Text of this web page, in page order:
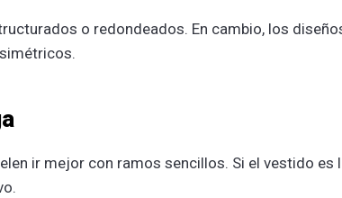
o redondeados. En cambio, los
ir mejor con ramos sencillos. Si el vestido es